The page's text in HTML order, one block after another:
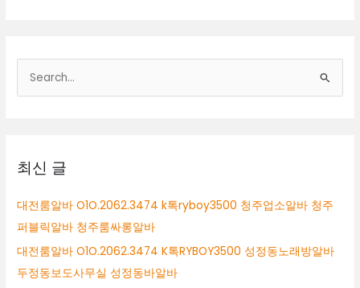
색
최신 글
대전룸알바 O1O.2062.3474 k톡ryboy3500 청주업소알바 청주
퍼블릭알바 청주룸싸롱알바
대전룸알바 O1O.2062.3474 K톡RYBOY3500 성정동노래방알바
두정동보도사무실 성정동바알바